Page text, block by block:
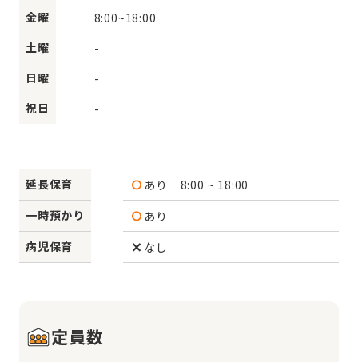
金曜
8:00~18:00
土曜
-
日曜
-
祝日
-
延長保育 あり
8:00 ~ 18:00
一時預かり
あり
病児保育
なし
定員数